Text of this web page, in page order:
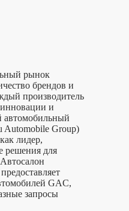
рынок
брендов и
производитель
инновации и
автомобильный
Automobile Group)
лидер,
решения для
GAC,
запросы